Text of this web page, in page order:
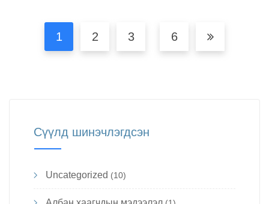
1 2 3 6
Сүүлд шинэчлэгдсэн
Uncategorized (10)